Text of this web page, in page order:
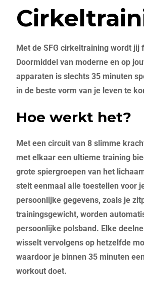
Met de SFG cirkeltraining wordt jij
Doormiddel van moderne en op
apparaten is slechts 35 minuten
in de beste vorm van je leven te
Hoe werkt het?
Met een circuit van 8 slimme
met elkaar een ultieme training
grote spiergroepen van het
stelt eenmaal alle toestellen voor
persoonlijke gegevens, zoals je
trainingsgewicht, worden
persoonlijke polsband. Elke
wisselt vervolgens op hetzelfde
waardoor je binnen 35 minuten
workout doet.